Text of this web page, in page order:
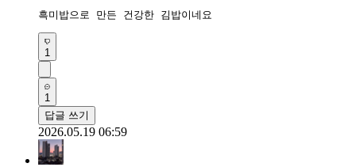
흑미밥으로 만든 건강한 김밥이네요
1
1
답글 쓰기
2026.05.19 06:59